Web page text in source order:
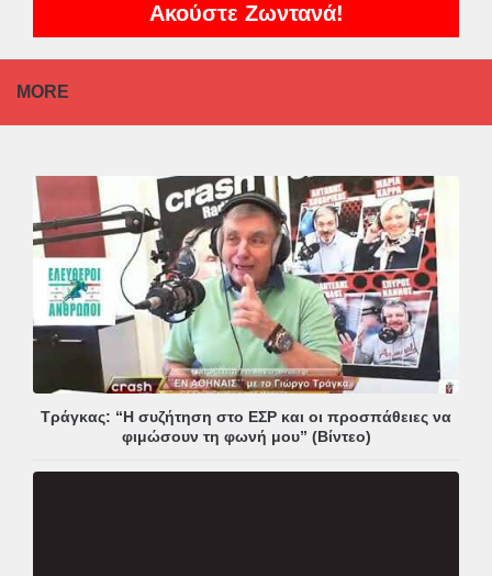
Ακούστε Ζωντανά!
MORE
Τράγκας: “Η συζήτηση στο ΕΣΡ και οι προσπάθειες να
φιμώσουν τη φωνή μου” (Βίντεο)